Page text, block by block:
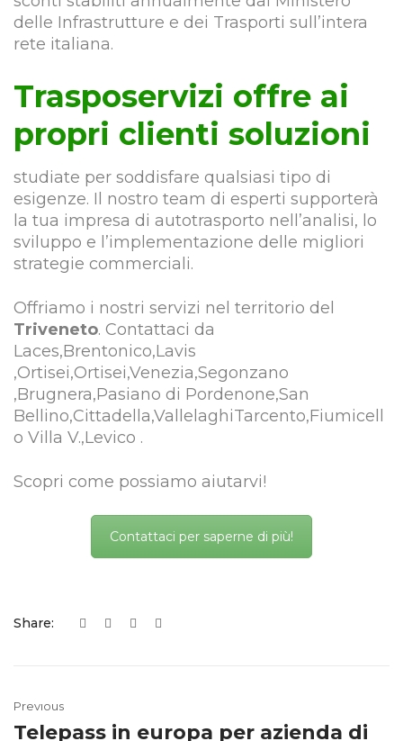
delle Infrastrutture e dei Trasporti sull’intera
rete italiana.
Trasposervizi offre ai
propri clienti soluzioni
studiate per soddisfare qualsiasi tipo di
esigenze. Il nostro team di esperti supporterà
la tua impresa di autotrasporto nell’analisi, lo
sviluppo e l’implementazione delle migliori
strategie commerciali.
Offriamo i nostri servizi nel territorio del
Triveneto. Contattaci da
Laces,Brentonico,Lavis
,Ortisei,Ortisei,Venezia,Segonzano
,Brugnera,Pasiano di Pordenone,San
Bellino,Cittadella,VallelaghiTarcento,Fiumicell
o Villa V.,Levico .
Scopri come possiamo aiutarvi!
Contattaci per saperne di più!
Share:
Previous
Telepass in europa per azienda di